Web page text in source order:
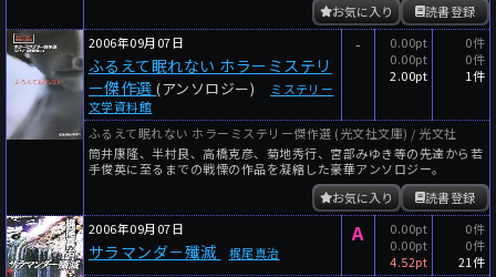
読書登録
お気に入り
2006年09月07日
ふるえて眠れない ホラーミステリ
ー傑作選 (アンソロジー)
ミステリー
文学資料館
-
0.00pt
0.00pt
2.00pt
0件
0件
1件
ふるえて眠れない ホラーミステリー傑作選 (光文社文庫) / 光文社
筒井康隆、半村良、高橋克彦、菊地秀行、宮部みゆき等の先達から若
手俊英に至るまでの戦慄の作品を凝縮した豪華アンソロジー。
読書登録
お気に入り
2006年09月07日
サラマンダ－殲滅 梶尾真治
A
0.00pt
0.00pt
4.52pt
0件
0件
21件